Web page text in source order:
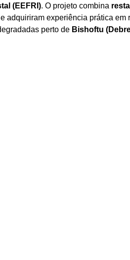
(EEFRI). O projeto combina
adquiriram experiência prática em
perto de Bishoftu